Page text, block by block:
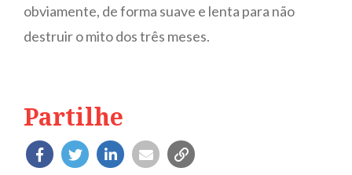
obviamente, de forma suave e lenta para não
destruir o mito dos três meses.
Partilhe